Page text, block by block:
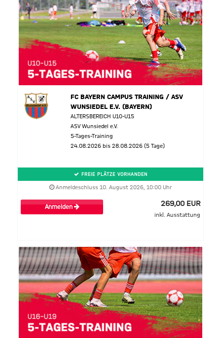
FC BAYERN CAMPUS TRAINING / ASV
WUNSIEDEL E.V. (BAYERN)
ALTERSBEREICH U10-U15
ASV Wunsiedel e.V.
5-Tages-Training
24.08.2026 bis 28.08.2026 (5 Tage)
FREIE PLÄTZE VORHANDEN
Anmeldeschluss 10. August 2026, 10:00 Uhr
Anmelden 269,00 EUR
inkl. Ausstattung